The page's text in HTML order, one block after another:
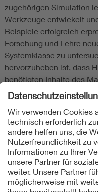
zugehörigen Simulation
Werkzeuge entwickelt
Beispiele erfolgreich
Forschung und Lehre
Systemklasse zu
hervorzuheben ist, dass
benötigten Inhalte des
angeeignet und
seine Arbeit sowohl was
präzise Darstellung als
betrifft, weit über das
hinaus.
Folgen Sie uns